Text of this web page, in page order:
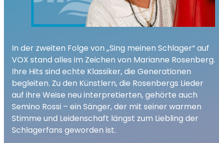
In der zweiten Folge von „Sing meinen Schlager“ auf
VOX stand alles im Zeichen von Marianne Rosenberg.
Ihre Hits sind echte Klassiker, die Generationen
begleiten. Zu den Künstlern, die Rosenbergs Lieder
auf ihre Weise neu interpretierten, gehörte auch
Semino Rossi – ein Sänger, der mit seiner warmen
Stimme und Leidenschaft längst zum Liebling der
Schlagerfans geworden ist.